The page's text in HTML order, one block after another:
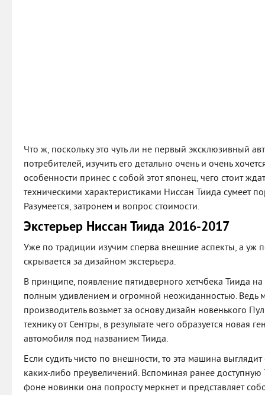
Что ж, поскольку это чуть ли не первый эксклюзивный
потребителей, изучить его детально очень и очень
особенности принес с собой этот японец, чего стоит
техническими характеристиками Ниссан Тиида сумеет
Разумеется, затронем и вопрос стоимости.
Экстерьер Ниссан Тиида 2016-2017
Уже по традиции изучим сперва внешние аспекты, а уж
скрывается за дизайном экстерьера.
В принципе, появление пятидверного хетчбека Тиида
полным удивлением и огромной неожиданностью. Ведь
производитель возьмет за основу дизайн новенького
технику от Сентры, в результате чего образуется новая
автомобиля под названием Тиида.
Если судить чисто по внешности, то эта машина
каких-либо преувеличений. Вспоминая ранее
фоне новинки она попросту меркнет и представляет